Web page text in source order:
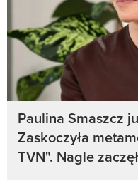
Paulina Smaszcz
Zaskoczyła
TVN". Nagle